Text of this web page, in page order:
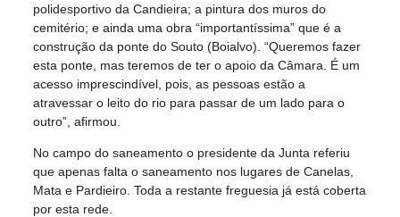
polidesportivo da Candieira; a pintura dos muros do
cemitério; e ainda uma obra “importantíssima” que é a
construção da ponte do Souto (Boialvo). “Queremos fazer
esta ponte, mas teremos de ter o apoio da Câmara. É um
acesso imprescindível, pois, as pessoas estão a
atravessar o leito do rio para passar de um lado para o
outro”, afirmou.
No campo do saneamento o presidente da Junta referiu
que apenas falta o saneamento nos lugares de Canelas,
Mata e Pardieiro. Toda a restante freguesia já está coberta
por esta rede.